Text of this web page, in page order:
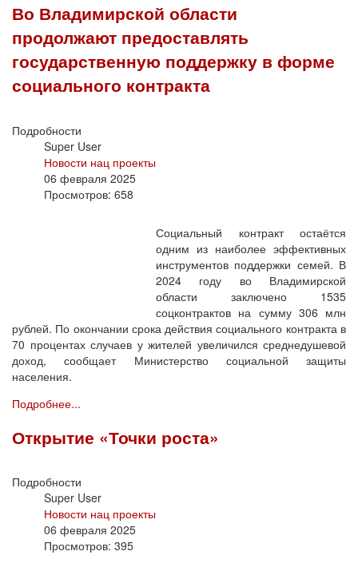
Во Владимирской области
продолжают предоставлять
государственную поддержку в форме
социального контракта
Подробности
Super User
Новости нац проекты
06 февраля 2025
Просмотров: 658
Социальный контракт остаётся
одним из наиболее эффективных
инструментов поддержки семей. В
2024 году во Владимирской
области заключено 1535
соцконтрактов на сумму 306 млн
рублей. По окончании срока действия социального контракта в
70 процентах случаев у жителей увеличился среднедушевой
доход, сообщает Министерство социальной защиты
населения.
Подробнее...
Открытие «Точки роста»
Подробности
Super User
Новости нац проекты
06 февраля 2025
Просмотров: 395